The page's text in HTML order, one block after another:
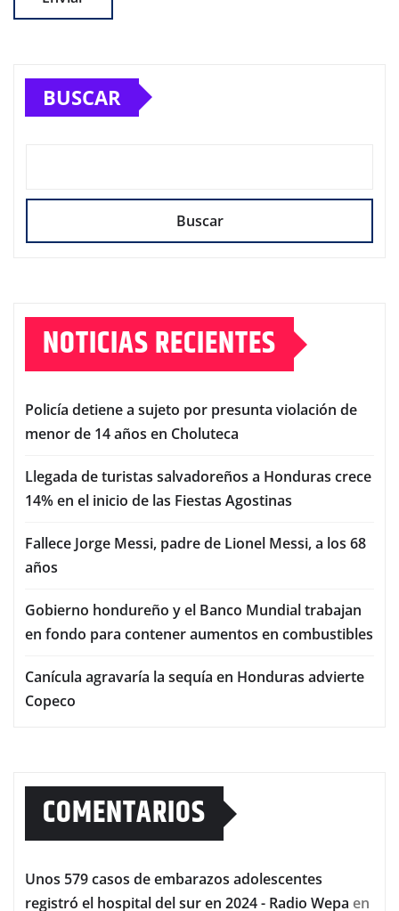
BUSCAR
Buscar
NOTICIAS RECIENTES
Policía detiene a sujeto por presunta violación de
menor de 14 años en Choluteca
Llegada de turistas salvadoreños a Honduras crece
14% en el inicio de las Fiestas Agostinas
Fallece Jorge Messi, padre de Lionel Messi, a los 68
años
Gobierno hondureño y el Banco Mundial trabajan
en fondo para contener aumentos en combustibles
Canícula agravaría la sequía en Honduras advierte
Copeco
COMENTARIOS
Unos 579 casos de embarazos adolescentes
registró el hospital del sur en 2024 - Radio Wepa en